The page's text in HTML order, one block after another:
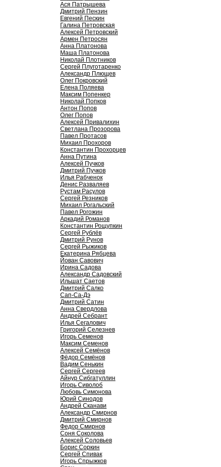
Ася Патрышева
Дмитрий Пензин
Евгений Пескин
Галина Петровская
Алексей Петровский
Армен Петросян
Анна Платонова
Маша Платонова
Николай Плотников
Сергей Плуготаренко
Александр Плющев
Олег Покровский
Елена Поляева
Максим Попенкер
Николай Попков
Антон Попов
Олег Попов
Алексей Привалихин
Светлана Прозорова
Павел Протасов
Михаил Прохоров
Константин Прохорцев
Анна Путина
Алексей Пучков
Дмитрий Пучков
Илья Рабченок
Денис Разваляев
Рустам Расулов
Сергей Резников
Михаил Рогальский
Павел Рогожин
Аркадий Романов
Константин Рощупкин
Сергей Рублёв
Дмитрий Рунов
Сергей Рыжиков
Екатерина Рябцева
Йован Савович
Ирина Садова
Александр Садовский
Ильшат Саетов
Дмитрий Салко
Сап-Са-Дэ
Дмитрий Сатин
Анна Свердлова
Андрей Себрант
Илья Сегалович
Григорий Селезнев
Игорь Семенов
Максим Семенов
Алексей Семёнов
Фёдор Семёнов
Вадим Сенькин
Сергей Сергеев
Айнур Сибгатуллин
Игорь Сиволоб
Любовь Симонова
Юрий Синодов
Андрей Сканави
Александр Смирнов
Дмитрий Смирнов
Федор Смирнов
Соня Соколова
Алексей Соловьев
Борис Соркин
Сергей Спивак
Игорь Спрыжков